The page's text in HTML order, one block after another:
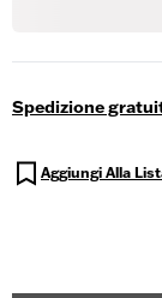
Spedizione
Aggiungi Alla